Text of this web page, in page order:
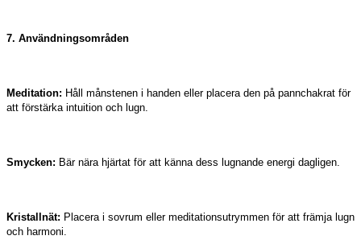
7. Användningsområden
Meditation: Håll månstenen i handen eller placera den på pannchakrat för
att förstärka intuition och lugn.
Smycken: Bär nära hjärtat för att känna dess lugnande energi dagligen.
Kristallnät: Placera i sovrum eller meditationsutrymmen för att främja lugn
och harmoni.